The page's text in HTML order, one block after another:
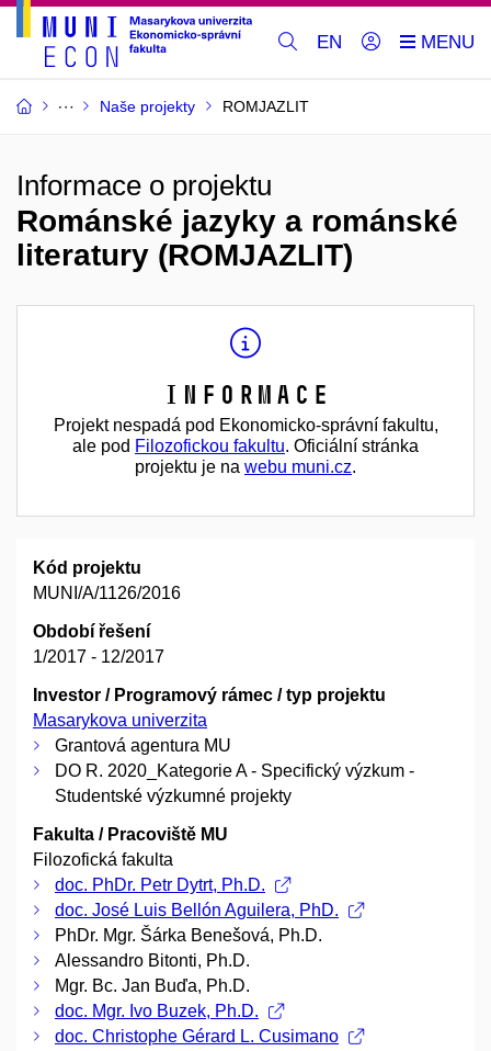
EN
Naše projekty ROMJAZLIT
Informace o projektu
Románské jazyky a románské
literatury (ROMJAZLIT)
Informace
Projekt nespadá pod Ekonomicko-správní fakultu,
ale pod Filozofickou fakultu. Oficiální stránka
projektu je na webu muni.cz.
Kód projektu
MUNI/A/1126/2016
Období řešení
1/2017 - 12/2017
Investor / Programový rámec / typ projektu
Masarykova univerzita
Grantová agentura MU
DO R. 2020_Kategorie A - Specifický výzkum -
Studentské výzkumné projekty
Fakulta / Pracoviště MU
Filozofická fakulta
doc. PhDr. Petr Dytrt, Ph.D.
doc. José Luis Bellón Aguilera, PhD.
PhDr. Mgr. Šárka Benešová, Ph.D.
Alessandro Bitonti, Ph.D.
Mgr. Bc. Jan Buďa, Ph.D.
doc. Mgr. Ivo Buzek, Ph.D.
doc. Christophe Gérard L. Cusimano